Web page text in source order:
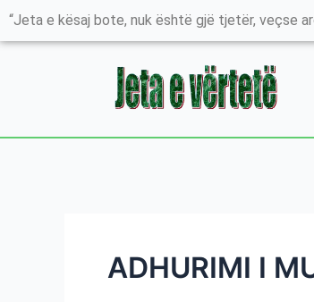
Skip
“Jeta e kësaj bote, nuk është gjë tjetër, veçse
ADHURIMI I
Search